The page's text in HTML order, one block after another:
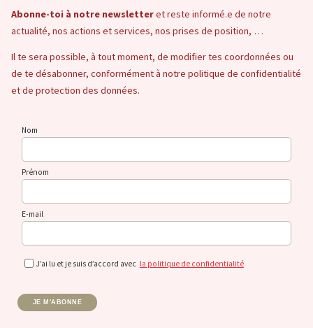
Abonne-toi à notre newsletteret reste informé.e de notre
actualité, nos actions et services, nos prises de position, …
Il te sera possible, à tout moment, de modifier tes coordonnées ou
de te désabonner, conformément à notre politique de confidentialité
et de protection des données.
Nom
Prénom
E-mail
J’ai lu et je suis d’accord avec la politique de confidentialité
JE M'ABONNE